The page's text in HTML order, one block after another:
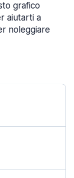
grafico
aiutarti a
noleggiare